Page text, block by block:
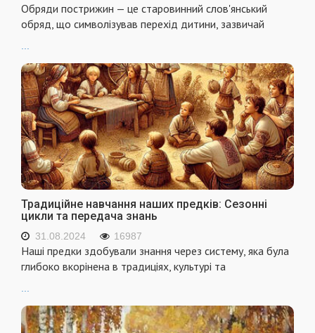
Обряди пострижин — це старовинний слов'янський
обряд, що символізував перехід дитини, зазвичай
Традиційне навчання наших предків: Сезонні
цикли та передача знань
31.08.2024 16987
Наші предки здобували знання через систему, яка була
глибоко вкорінена в традиціях, культурі та